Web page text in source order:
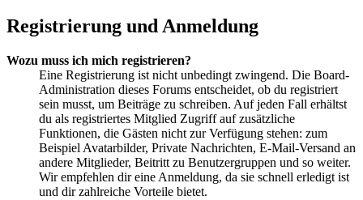
Registrierung und Anmeldung
Wozu muss ich mich registrieren?
Eine Registrierung ist nicht unbedingt zwingend. Die Board-
Administration dieses Forums entscheidet, ob du registriert
sein musst, um Beiträge zu schreiben. Auf jeden Fall erhältst
du als registriertes Mitglied Zugriff auf zusätzliche
Funktionen, die Gästen nicht zur Verfügung stehen: zum
Beispiel Avatarbilder, Private Nachrichten, E-Mail-Versand an
andere Mitglieder, Beitritt zu Benutzergruppen und so weiter.
Wir empfehlen dir eine Anmeldung, da sie schnell erledigt ist
und dir zahlreiche Vorteile bietet.